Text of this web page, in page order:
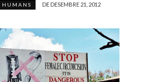
HUMANS DE DESEMBRE 21, 2012